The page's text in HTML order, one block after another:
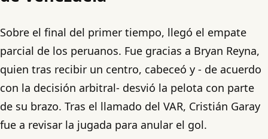
Sobre el final del primer tiempo, llegó el empate
parcial de los peruanos. Fue gracias a Bryan Reyna,
quien tras recibir un centro, cabeceó y - de acuerdo
con la decisión arbitral- desvió la pelota con parte
de su brazo. Tras el llamado del VAR, Cristián Garay
fue a revisar la jugada para anular el gol.